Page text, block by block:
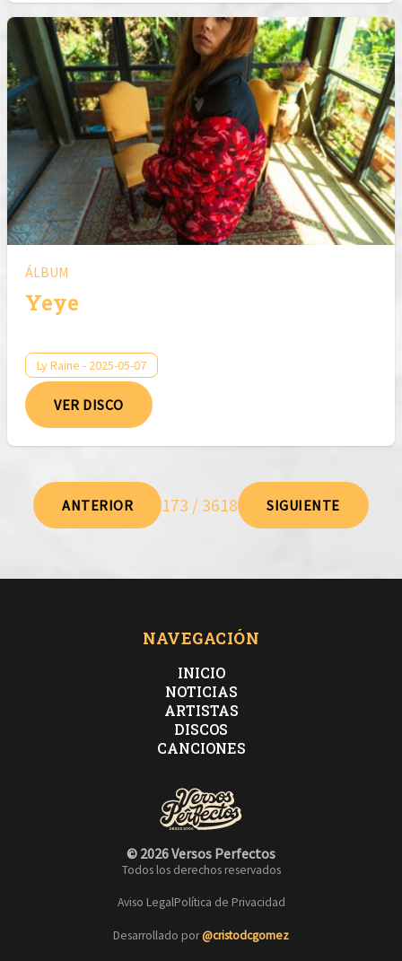
ÁLBUM
Yeye
Ly Raine - 2025-05-07
VER DISCO
ANTERIOR 173 / 3618 SIGUIENTE
NAVEGACIÓN
INICIO
NOTICIAS
ARTISTAS
DISCOS
CANCIONES
© 2026 Versos Perfectos
Todos los derechos reservados
Aviso LegalPolítica de Privacidad
Desarrollado por@cristodcgomez